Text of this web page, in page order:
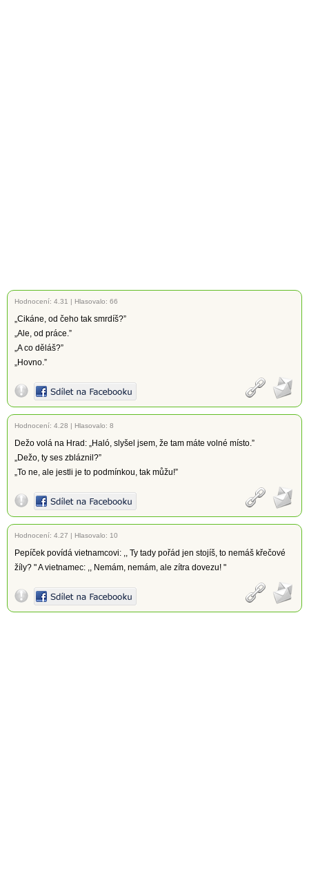
Hodnocení: 4.31 | Hlasovalo: 66
„Cikáne, od čeho tak smrdíš?”
„Ale, od práce.”
„A co děláš?”
„Hovno.”
Hodnocení: 4.28 | Hlasovalo: 8
Dežo volá na Hrad: „Haló, slyšel jsem, že tam máte volné místo.”
„Dežo, ty ses zbláznil?”
„To ne, ale jestli je to podmínkou, tak můžu!”
Hodnocení: 4.27 | Hlasovalo: 10
Pepíček povídá vietnamcovi: ,, Ty tady pořád jen stojíš, to nemáš křečové
žíly? " A vietnamec: ,, Nemám, nemám, ale zítra dovezu! "